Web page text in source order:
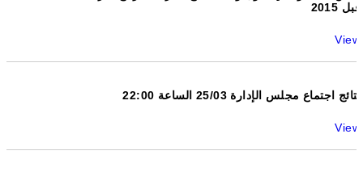
قبل 2015
View
نتائج اجتماع مجلس الإدارة 25/03 الساعة 22:00
View